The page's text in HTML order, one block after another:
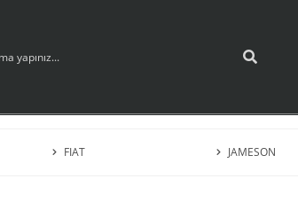
FIAT JAMESON